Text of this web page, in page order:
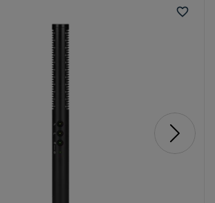
favorite_border